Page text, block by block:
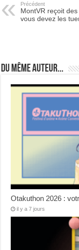
Précédent
MontVR reçoit
vous devez les
Du même auteur...
Otakuthon 2026 :
il y a 7 jours